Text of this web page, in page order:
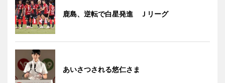
鹿島、逆転で白星発進 Ｊリーグ
あいさつされる悠仁さま